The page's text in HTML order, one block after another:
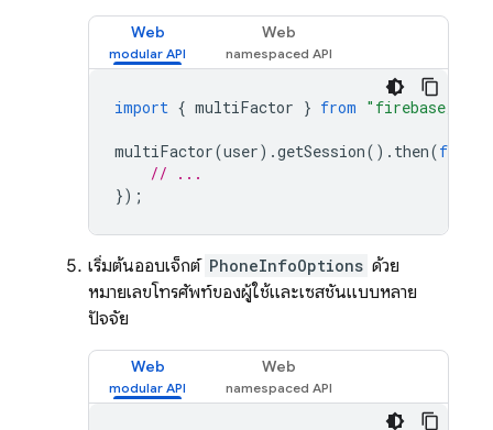
Web Web
import { multiFactor } from "firebase/
multiFactor(user).getSession(). then(
// ...
});
เริ่มต้นออบเจ็กต์ PhoneInfoOptions ด้วย
หมายเลขโทรศัพท์ของผู้ใช้และเซสชันแบบหลาย
ปัจจัย
Web Web